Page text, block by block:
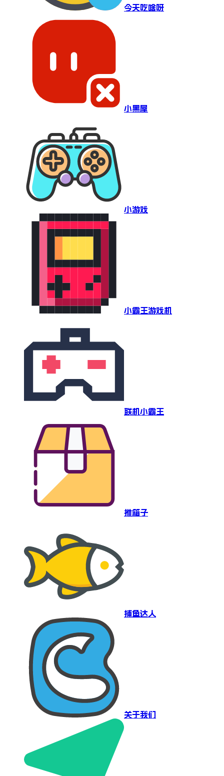
今天吃啥呀
小黑屋
小游戏
小霸王游戏机
联机小霸王
推箱子
捕鱼达人
关于我们